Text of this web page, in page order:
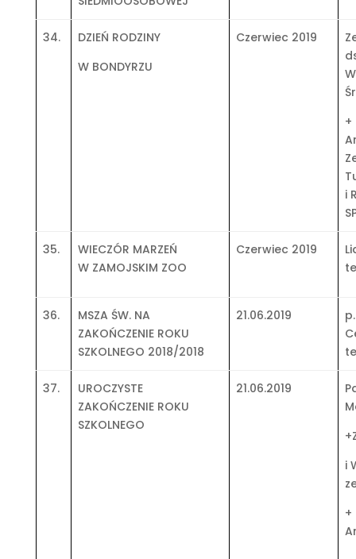
34.
DZIEŃ RODZINY
W BONDYRZU
Czerwiec 2019
+
i
35.
WIECZÓR MARZEŃ
W ZAMOJSKIM ZOO
Czerwiec 2019
36.
MSZA ŚW. NA
ZAKOŃCZENIE ROKU
SZKOLNEGO 2018/2018
21.06.2019
37.
UROCZYSTE
ZAKOŃCZENIE ROKU
SZKOLNEGO
21.06.2019
i
+